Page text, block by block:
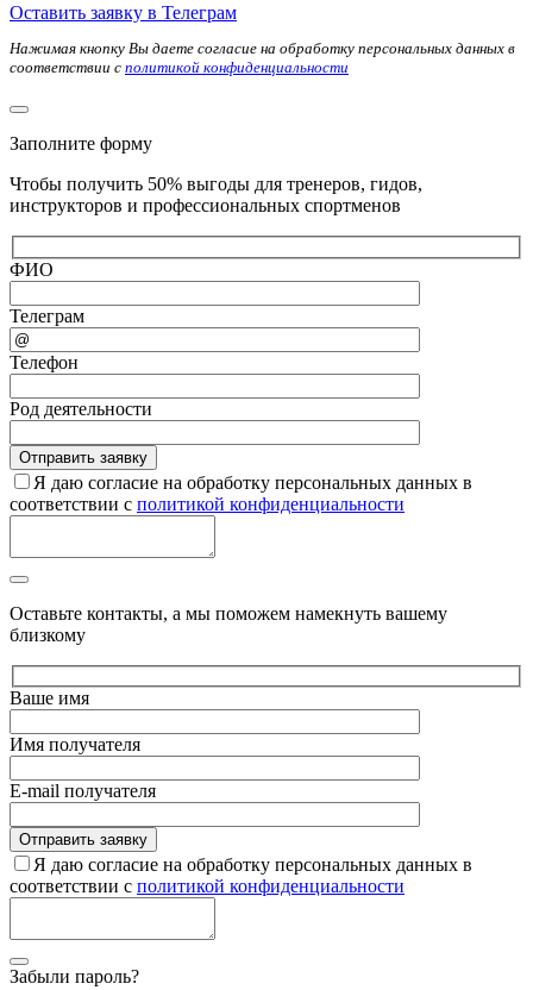
Оставить заявку в Телеграм
Нажимая кнопку Вы даете согласие на обработку персональных данных в
соответствии с политикой конфиденциальности
Заполните форму
Чтобы получить 50% выгоды для тренеров, гидов,
инструкторов и профессиональных спортменов
ФИО
Телеграм
Телефон
Род деятельности
Я даю согласие на обработку персональных данных в
соответствии с политикой конфиденциальности
Оставьте контакты, а мы поможем намекнуть вашему
близкому
Ваше имя
Имя получателя
E-mail получателя
Я даю согласие на обработку персональных данных в
соответствии с политикой конфиденциальности
Забыли пароль?